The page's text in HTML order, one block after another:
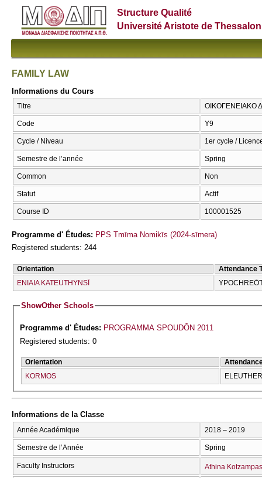
Structure Qualité
Université Aristote de
FAMILY LAW
Informations du Cours
Titre ΟΙΚΟΓΕΝΕΙΑΚΟ
Code Υ9
Cycle / Niveau 1er cycle /
Semestre de l’année Spring
Common Non
Statut Actif
Course ID 100001525
Programme d' Études: PPS Tmīma Nomikīs (2024-sīmera)
Registered students: 244
Orientation
Attendance
ENIAIA KATEUTHYNSĪ
ShowOther Schools
Programme d' Études: PROGRAMMA SPOUDŌN 2011
Registered students: 0
Orientation
KORMOS
Informations de la Classe
Année Académique 2018 – 2019
Semestre de l’Année Spring
Faculty Instructors Athina